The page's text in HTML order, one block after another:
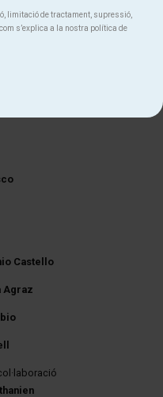
Castello
Agraz
limitació de tractament, supressió,
s’explica a la nostra política de